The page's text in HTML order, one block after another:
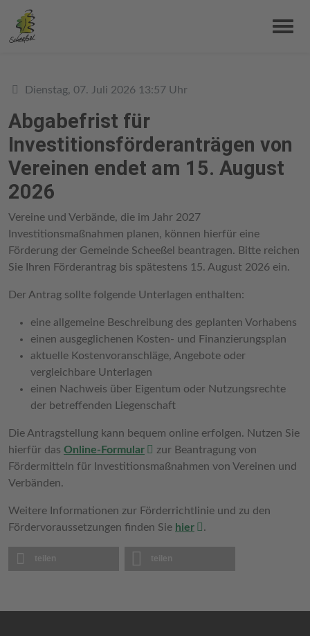
DetailsDienstag, 07. Juli 2026 13:57 Uhr
Abgabefrist für
Investitionsförderanträgen von
Vereinen endet am 15. August
2026
Vereine und Verbände, die im Jahr 2027
Investitionsmaßnahmen planen, können hierfür eine
Förderung der Gemeinde Scheeßel beantragen. Bitte reichen
Sie Ihren Förderantrag bis spätestens 15. August 2026 ein.
Der Antrag sollte folgende Unterlagen enthalten:
eine allgemeine Beschreibung des geplanten Vorhabens
einen ausgeglichenen Kosten- und Finanzierungsplan
aktuelle Kostenvoranschläge, Angebote oder
vergleichbare Unterlagen
einen Nachweis über Eigentum oder Nutzungsrechte
der betreffenden Liegenschaft
Die Antragstellung kann bequem online erfolgen. Nutzen Sie
hierfür das Online-Formular
zur Beantragung von
Fördermitteln für Investitionsmaßnahmen von Vereinen und
Verbänden.
Weitere Informationen zur Förderrichtlinie und zu den
Fördervoraussetzungen finden Sie hier .
teilen teilen